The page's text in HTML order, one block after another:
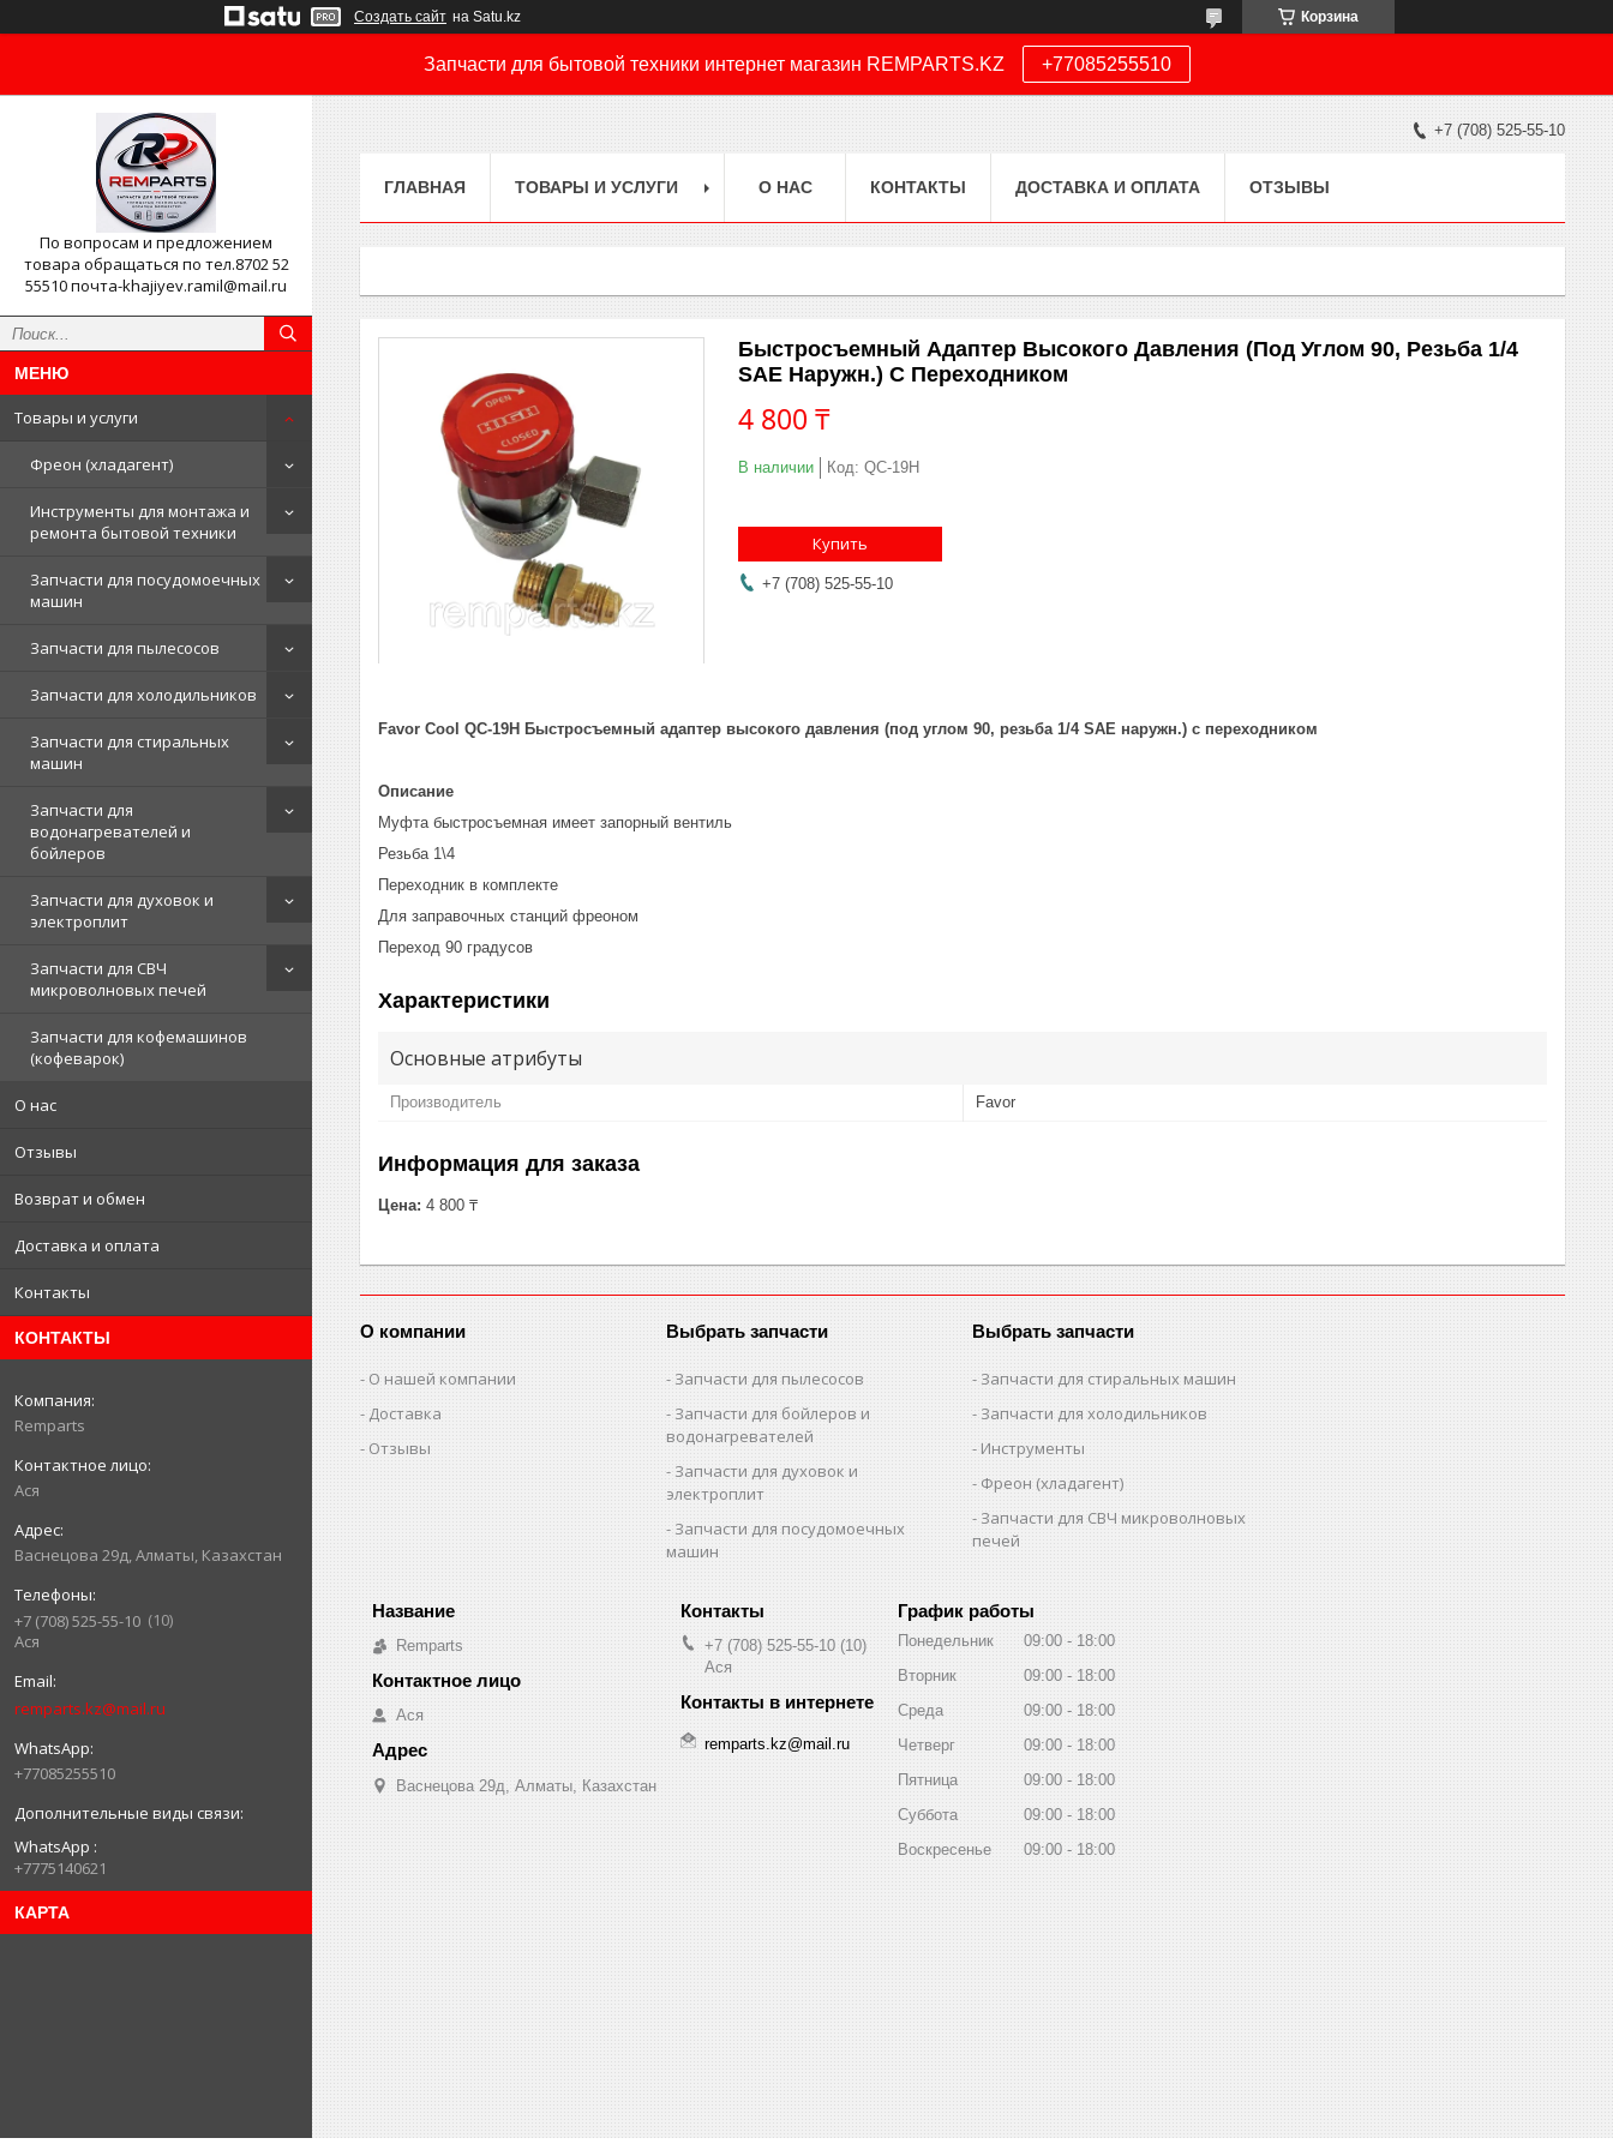
Создать сайт на Satu.kz Корзина
Запчасти для бытовой техники интернет магазин REMPARTS.KZ +77085255510
По вопросам и предложением
товара обращаться по тел.8702 52
55510 почта-khajiyev.ramil@mail.ru
Товары и услуги
Фреон (хладагент)
Инструменты для монтажа и
ремонта бытовой техники
Запчасти для посудомоечных
машин
Запчасти для пылесосов
Запчасти для холодильников
Запчасти для стиральных
машин
Запчасти для
водонагревателей и
бойлеров
Запчасти для духовок и
электроплит
Запчасти для СВЧ
микроволновых печей
Запчасти для кофемашинов
(кофеварок)
О нас
Отзывы
Возврат и обмен
Доставка и оплата
Контакты
КОНТАКТЫ
Remparts
Ася
Васнецова 29д, Алматы, Казахстан
+7 (708) 525-55-10
10
Ася
remparts.kz@mail.ru
+77085255510
WhatsApp
+7775140621
КАРТА
+7 (708) 525-55-10
ГЛАВНАЯ ТОВАРЫ И УСЛУГИ О НАС КОНТАКТЫ ДОСТАВКА И ОПЛАТА ОТЗЫВЫ
Быстросъемный Адаптер Высокого Давления (Под Углом 90, Резьба 1/4
SAE Наружн.) С Переходником
4 800 ₸
В наличии Код: QC-19H
Купить
+7 (708) 525-55-10
Favor Cool QC-19H Быстросъемный адаптер высокого давления (под углом 90, резьба 1/4 SAE наружн.) с переходником
Описание
Муфта быстросъемная имеет запорный вентиль
Резьба 1\4
Переходник в комплекте
Для заправочных станций фреоном
Переход 90 градусов
Характеристики
Основные атрибуты
Производитель Favor
Информация для заказа
Цена: 4 800 ₸
О компании
О нашей компании
Доставка
Отзывы
Выбрать запчасти
Запчасти для пылесосов
Запчасти для бойлеров и
водонагревателей
Запчасти для духовок и
электроплит
Запчасти для посудомоечных
машин
Выбрать запчасти
Запчасти для стиральных машин
Запчасти для холодильников
Инструменты
Фреон (хладагент)
Запчасти для СВЧ микроволновых
печей
Remparts
Ася
Васнецова 29д, Алматы, Казахстан
+7 (708) 525-55-10 10
Ася
remparts.kz@mail.ru
График работы
Понедельник 09:00
18:00
Вторник
09:00
18:00
Среда
09:00
18:00
Четверг
09:00
18:00
Пятница
09:00
18:00
Суббота
09:00
18:00
Воскресенье
09:00 18:00